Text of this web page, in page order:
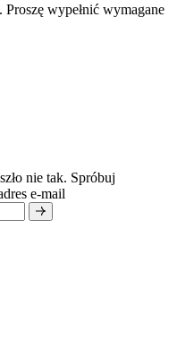
Proszę wypełnić wymagane
nie tak. Spróbuj
e-mail